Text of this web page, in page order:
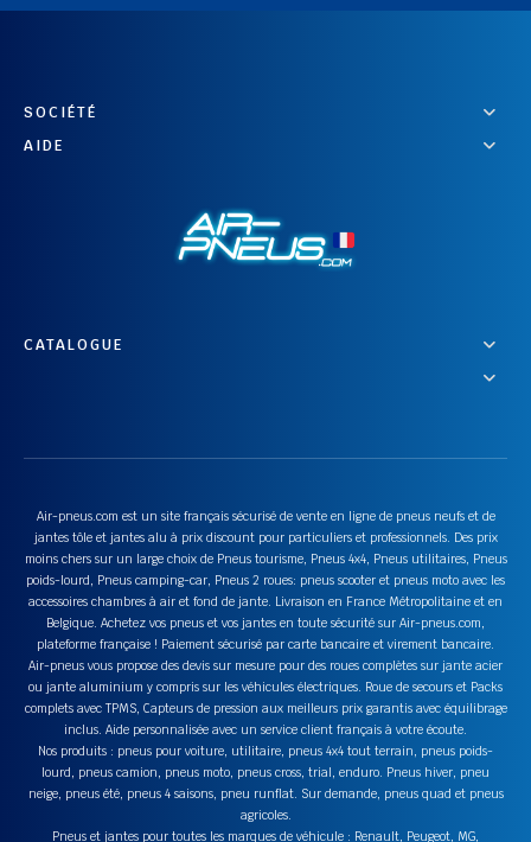
SOCIÉTÉ
AIDE
CATALOGUE
Air-pneus.com est un site français sécurisé de vente en ligne de pneus neufs et de
jantes tôle et jantes alu à prix discount pour particuliers et professionnels. Des prix
moins chers sur un large choix de Pneus tourisme, Pneus 4x4, Pneus utilitaires, Pneus
poids-lourd, Pneus camping-car, Pneus 2 roues: pneus scooter et pneus moto avec les
accessoires chambres à air et fond de jante. Livraison en France Métropolitaine et en
Belgique. Achetez vos pneus et vos jantes en toute sécurité sur Air-pneus.com,
plateforme française ! Paiement sécurisé par carte bancaire et virement bancaire.
Air-pneus vous propose des devis sur mesure pour des roues complètes sur jante acier
ou jante aluminium y compris sur les véhicules électriques. Roue de secours et Packs
complets avec TPMS, Capteurs de pression aux meilleurs prix garantis avec équilibrage
inclus. Aide personnalisée avec un service client français à votre écoute.
Nos produits : pneus pour voiture, utilitaire, pneus 4x4 tout terrain, pneus poids-
lourd, pneus camion, pneus moto, pneus cross, trial, enduro. Pneus hiver, pneu
neige, pneus été, pneus 4 saisons, pneu runflat. Sur demande, pneus quad et pneus
agricoles.
Pneus et jantes pour toutes les marques de véhicule : Renault, Peugeot, MG,